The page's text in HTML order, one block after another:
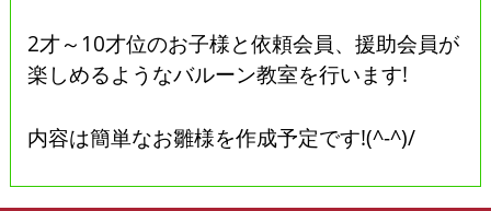
2才～10才位のお子様と依頼会員、援助会員が
楽しめるようなバルーン教室を行います!
内容は簡単なお雛様を作成予定です!(^-^)/